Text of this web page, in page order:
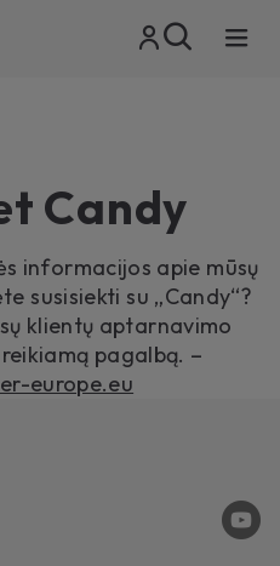
Candy
informacijos apie mūsų
susisiekti su „Candy“?
klientų aptarnavimo
pagalbą. –
europe.eu